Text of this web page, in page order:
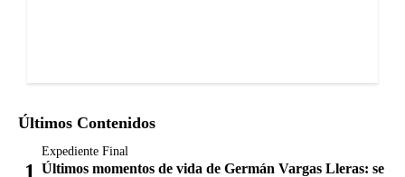
Últimos Contenidos
Expediente Final
Últimos momentos de vida de Germán Vargas Lleras: se